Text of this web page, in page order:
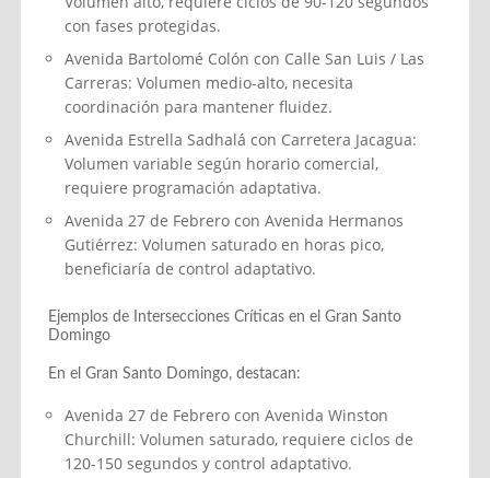
con fases protegidas.
Avenida Bartolomé Colón con Calle San Luis / Las
Carreras: Volumen medio-alto, necesita
coordinación para mantener fluidez.
Avenida Estrella Sadhalá con Carretera Jacagua:
Volumen variable según horario comercial,
requiere programación adaptativa.
Avenida 27 de Febrero con Avenida Hermanos
Gutiérrez: Volumen saturado en horas pico,
beneficiaría de control adaptativo.
Ejemplos de Intersecciones Críticas en el Gran Santo
Domingo
En el Gran Santo Domingo, destacan:
Avenida 27 de Febrero con Avenida Winston
Churchill: Volumen saturado, requiere ciclos de
120-150 segundos y control adaptativo.